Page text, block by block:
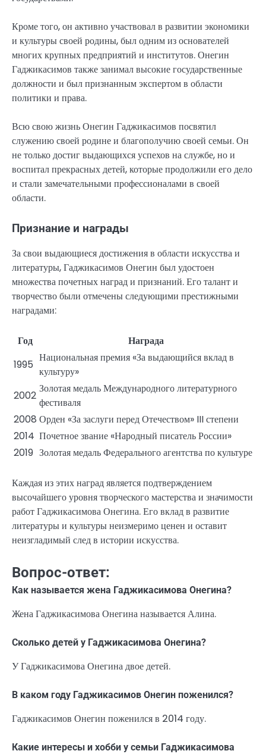
Кроме того, он активно участвовал в развитии экономики
и культуры своей родины, был одним из основателей
многих крупных предприятий и институтов. Онегин
Гаджикасимов также занимал высокие государственные
должности и был признанным экспертом в области
политики и права.
Всю свою жизнь Онегин Гаджикасимов посвятил
служению своей родине и благополучию своей семьи. Он
не только достиг выдающихся успехов на службе, но и
воспитал прекрасных детей, которые продолжили его дело
и стали замечательными профессионалами в своей
области.
Признание и награды
За свои выдающиеся достижения в области искусства и
литературы, Гаджикасимов Онегин был удостоен
множества почетных наград и признаний. Его талант и
творчество были отмечены следующими престижными
наградами:
Год
Награда
1995
Национальная премия «За выдающийся вклад в
культуру»
2002
Золотая медаль Международного литературного
фестиваля
2008 Орден «За заслуги перед Отечеством» III степени
2014 Почетное звание «Народный писатель России»
2019 Золотая медаль Федерального агентства по культуре
Каждая из этих наград является подтверждением
высочайшего уровня творческого мастерства и значимости
работ Гаджикасимова Онегина. Его вклад в развитие
литературы и культуры неизмеримо ценен и оставит
неизгладимый след в истории искусства.
Вопрос-ответ:
Как называется жена Гаджикасимова Онегина?
Жена Гаджикасимова Онегина называется Алина.
Сколько детей у Гаджикасимова Онегина?
У Гаджикасимова Онегина двое детей.
В каком году Гаджикасимов Онегин поженился?
Гаджикасимов Онегин поженился в 2014 году.
Какие интересы и хобби у семьи Гаджикасимова